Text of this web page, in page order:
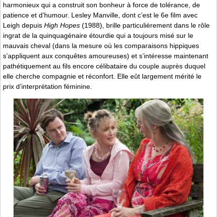
harmonieux qui a construit son bonheur à force de tolérance, de
patience et d’humour. Lesley Manville, dont c’est le 6e film avec
Leigh depuis High Hopes (1988), brille particulièrement dans le rôle
ingrat de la quinquagénaire étourdie qui a toujours misé sur le
mauvais cheval (dans la mesure où les comparaisons hippiques
s’appliquent aux conquêtes amoureuses) et s’intéresse maintenant
pathétiquement au fils encore célibataire du couple auprès duquel
elle cherche compagnie et réconfort. Elle eût largement mérité le
prix d’interprétation féminine.